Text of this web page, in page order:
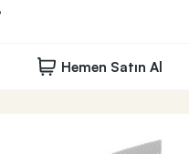
Hemen Satın Al